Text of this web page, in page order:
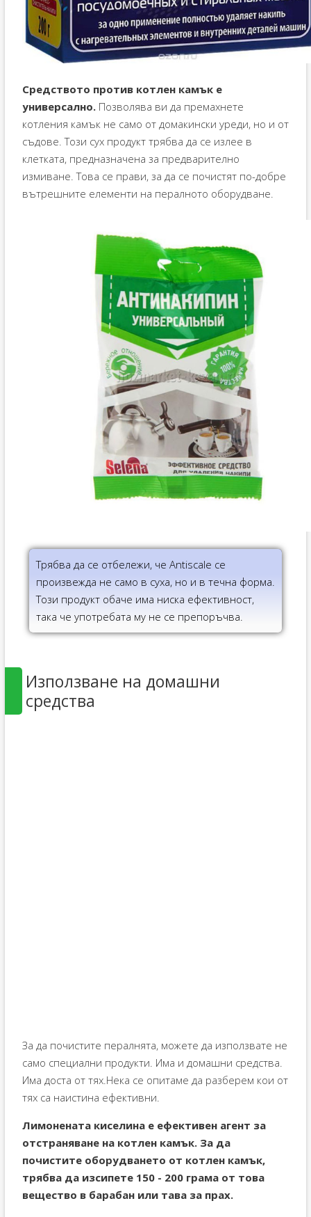
Средството против котлен камък е
универсално.Позволява ви да премахнете
котления камък не само от домакински уреди, но и от
съдове. Този сух продукт трябва да се излее в
клетката, предназначена за предварително
измиване. Това се прави, за да се почистят по-добре
вътрешните елементи на пералното оборудване.
Трябва да се отбележи, че Antiscale се
произвежда не само в суха, но и в течна форма.
Този продукт обаче има ниска ефективност,
така че употребата му не се препоръчва.
Използване на домашни
средства
За да почистите пералнята, можете да използвате не
само специални продукти. Има и домашни средства.
Има доста от тях.Нека се опитаме да разберем кои от
тях са наистина ефективни.
Лимонената киселина е ефективен агент за
отстраняване на котлен камък. За да
почистите оборудването от котлен камък,
трябва да изсипете 150 - 200 грама от това
вещество в барабан или тава за прах.